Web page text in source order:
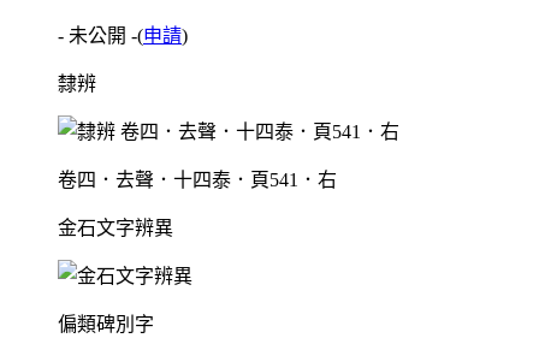
- 未公開 -(申請)
隸辨
卷四．去聲．十四泰．頁541．右
金石文字辨異
偏類碑別字